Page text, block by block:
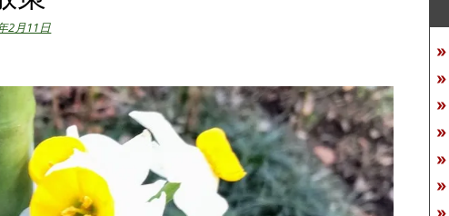
2月11日